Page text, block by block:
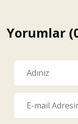
Yorumlar